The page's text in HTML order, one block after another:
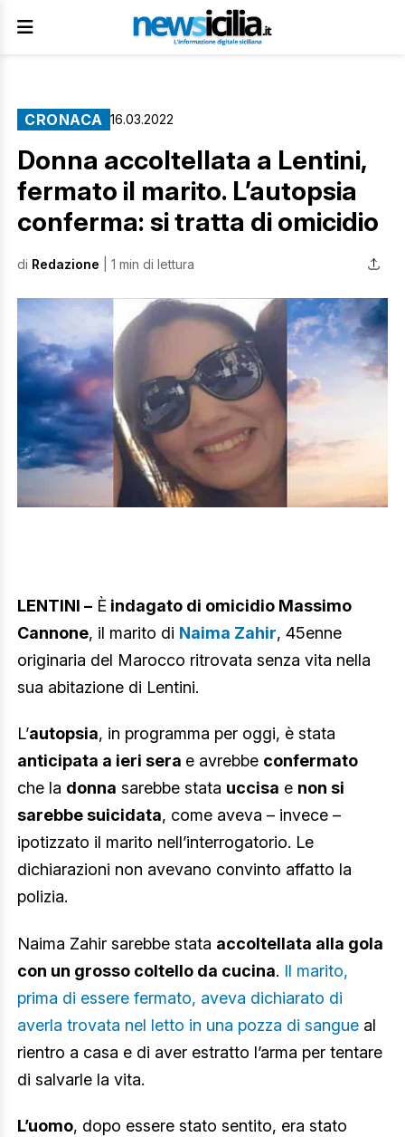
CRONACA 16.03.2022
Donna accoltellata a Lentini,
fermato il marito. L’autopsia
conferma: si tratta di omicidio
di Redazione | 1 min di lettura
LENTINI – È indagato di omicidio Massimo
Cannone, il marito di Naima Zahir, 45enne
originaria del Marocco ritrovata senza vita nella
sua abitazione di Lentini.
L’autopsia, in programma per oggi, è stata
anticipata a ieri sera e avrebbe confermato
che la donna sarebbe stata uccisa e non si
sarebbe suicidata, come aveva – invece –
ipotizzato il marito nell’interrogatorio. Le
dichiarazioni non avevano convinto affatto la
polizia.
Naima Zahir sarebbe stata accoltellata alla gola
con un grosso coltello da cucina. Il marito,
prima di essere fermato, aveva dichiarato di
averla trovata nel letto in una pozza di sangue al
rientro a casa e di aver estratto l’arma per tentare
di salvarle la vita.
L’uomo, dopo essere stato sentito, era stato